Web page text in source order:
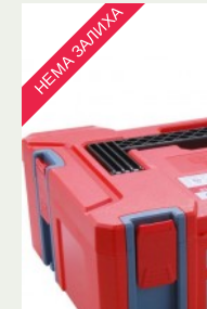
НЕМА ЗАЛИХА